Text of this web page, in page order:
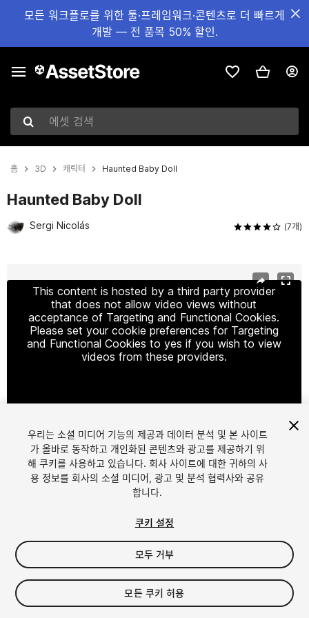
모든 워크플로를 위한 툴·프레임워크·콘텐츠로 더 빠르게
개발 — 전 품목 50% 할인.
에셋 검색
홈 3D 캐릭터 Haunted Baby Doll
Haunted Baby Doll
Sergi Nicolás (7개)
This content is hosted by a third party provider
that does not allow video views without
acceptance of Targeting and Functional Cookies.
Please set your cookie preferences for Targeting
and Functional Cookies to yes if you wish to view
videos from these providers.
1/5
$14.90
세금/부가세는 결제 시 반영됩니다.
우리는 소셜 미디어 기능의 제공과 데이터 분석 및 본 사이트
가 올바로 동작하고 개인화된 콘텐츠와 광고를 제공하기 위
해 쿠키를 사용하고 있습니다. 회사 사이트에 대한 귀하의 사
용 정보를 회사의 소셜 미디어, 광고 및 분석 협력사와 공유
합니다.
쿠키 설정
모두 거부
모든 쿠키 허용